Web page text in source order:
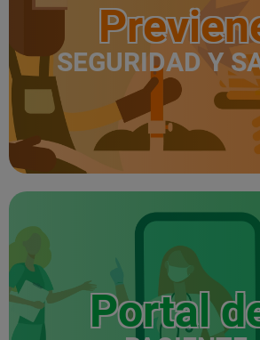
SEGURIDAD Y
Portal